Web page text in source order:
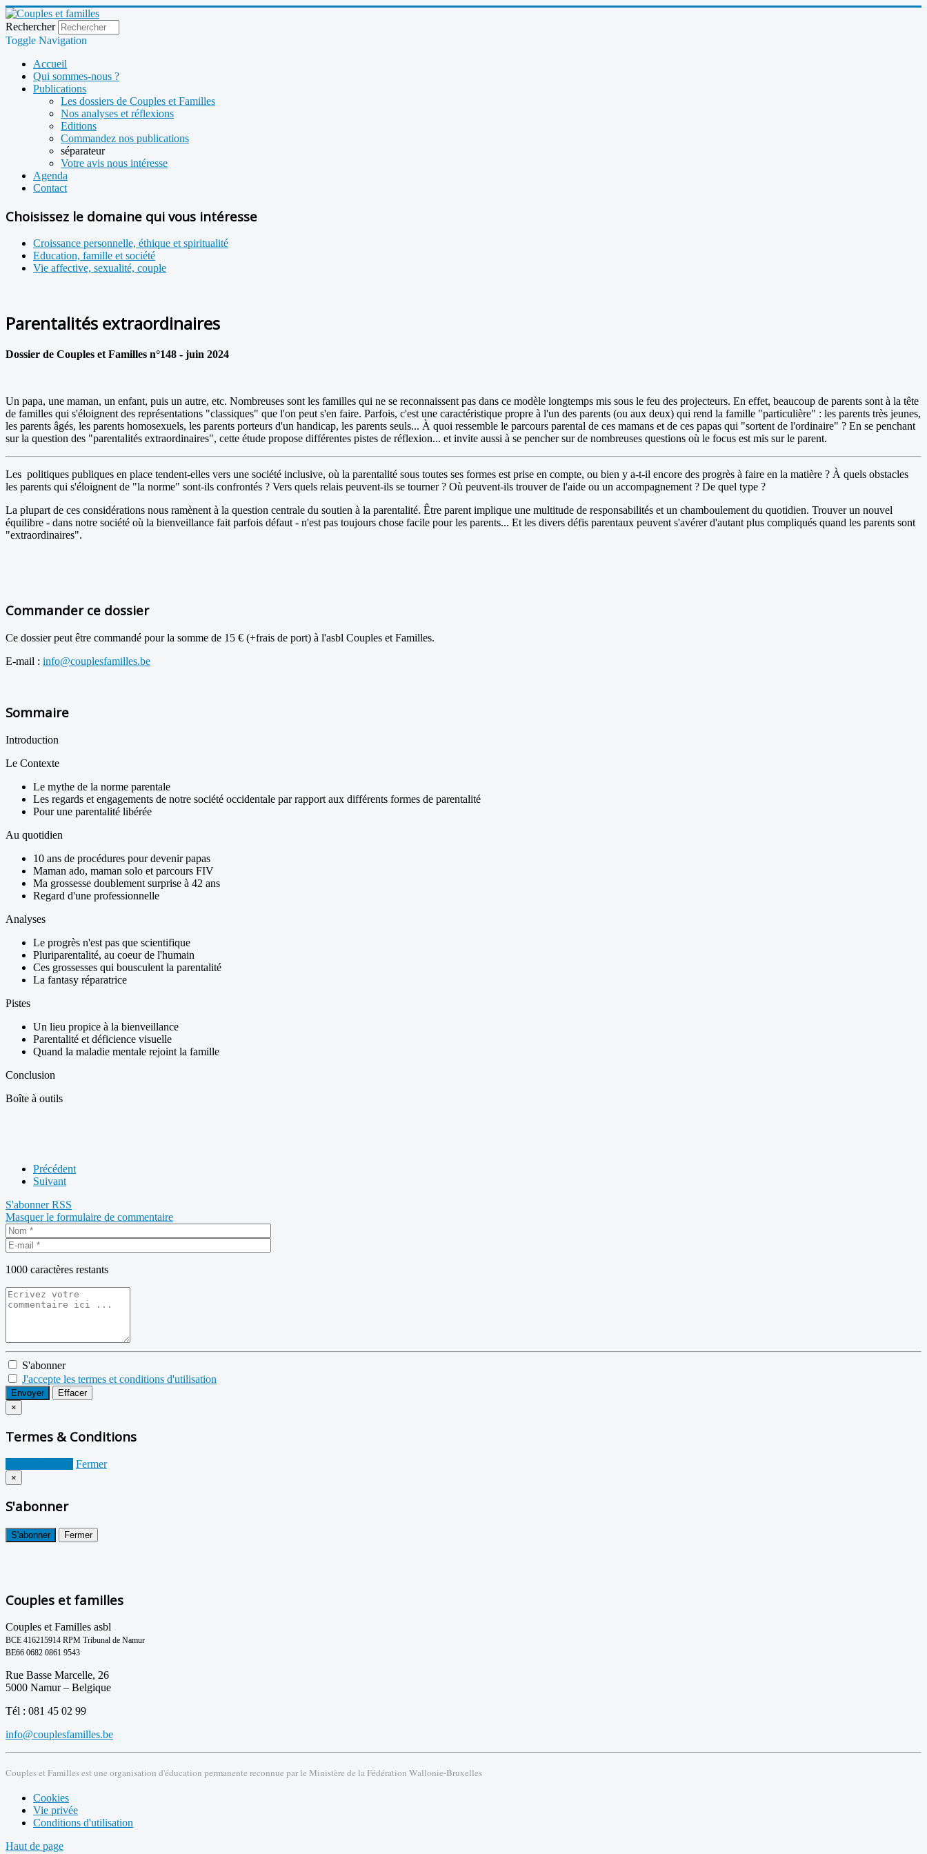
Rechercher
Toggle Navigation
Accueil
Qui sommes-nous ?
Publications
Les dossiers de Couples et Familles
Nos analyses et réflexions
Editions
Commandez nos publications
séparateur
Votre avis nous intéresse
Agenda
Contact
Choisissez le domaine qui vous intéresse
Croissance personnelle, éthique et spiritualité
Education, famille et société
Vie affective, sexualité, couple
Parentalités extraordinaires
Dossier de Couples et Familles n°148 - juin 2024
Un papa, une maman, un enfant, puis un autre, etc. Nombreuses sont les familles qui ne se reconnaissent pas dans ce modèle longtemps mis sous le feu des projecteurs. En effet, beaucoup de parents sont à la tête
de familles qui s'éloignent des représentations "classiques" que l'on peut s'en faire. Parfois, c'est une caractéristique propre à l'un des parents (ou aux deux) qui rend la famille "particulière" : les parents très jeunes,
les parents âgés, les parents homosexuels, les parents porteurs d'un handicap, les parents seuls... À quoi ressemble le parcours parental de ces mamans et de ces papas qui "sortent de l'ordinaire" ? En se penchant
sur la question des "parentalités extraordinaires", cette étude propose différentes pistes de réflexion... et invite aussi à se pencher sur de nombreuses questions où le focus est mis sur le parent.
Les politiques publiques en place tendent-elles vers une société inclusive, où la parentalité sous toutes ses formes est prise en compte, ou bien y a-t-il encore des progrès à faire en la matière ? À quels obstacles
les parents qui s'éloignent de "la norme" sont-ils confrontés ? Vers quels relais peuvent-ils se tourner ? Où peuvent-ils trouver de l'aide ou un accompagnement ? De quel type ?
La plupart de ces considérations nous ramènent à la question centrale du soutien à la parentalité. Être parent implique une multitude de responsabilités et un chamboulement du quotidien. Trouver un nouvel
équilibre - dans notre société où la bienveillance fait parfois défaut - n'est pas toujours chose facile pour les parents... Et les divers défis parentaux peuvent s'avérer d'autant plus compliqués quand les parents sont
"extraordinaires".
Commander ce dossier
Ce dossier peut être commandé pour la somme de 15 € (+frais de port) à l'asbl Couples et Familles.
E-mail : info@couplesfamilles.be
Sommaire
Introduction
Le Contexte
Le mythe de la norme parentale
Les regards et engagements de notre société occidentale par rapport aux différents formes de parentalité
Pour une parentalité libérée
Au quotidien
10 ans de procédures pour devenir papas
Maman ado, maman solo et parcours FIV
Ma grossesse doublement surprise à 42 ans
Regard d'une professionnelle
Analyses
Le progrès n'est pas que scientifique
Pluriparentalité, au coeur de l'humain
Ces grossesses qui bousculent la parentalité
La fantasy réparatrice
Pistes
Un lieu propice à la bienveillance
Parentalité et déficience visuelle
Quand la maladie mentale rejoint la famille
Conclusion
Boîte à outils
Précédent
Suivant
S'abonnerRSS
Masquer le formulaire de commentaire
1000 caractères restants
S'abonner
J'accepte les termes et conditions d'utilisation
Envoyer
Effacer
×
Termes & Conditions
Fermer
×
S'abonner
S'abonner Fermer
Couples et familles
Couples et Familles asbl
BCE 416215914 RPM Tribunal de Namur
BE66 0682 0861 9543
Rue Basse Marcelle, 26
5000 Namur – Belgique
Tél : 081 45 02 99
info@couplesfamilles.be
Couples et Familles est une organisation d'éducation permanente reconnue par le Ministère de la Fédération Wallonie-Bruxelles
Cookies
Vie privée
Conditions d'utilisation
Haut de page